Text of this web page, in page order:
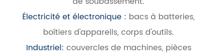
Électricité et électronique : bacs à batteries,
boîtiers d'appareils, corps d'outils.
Industriel: couvercles de machines, pièces